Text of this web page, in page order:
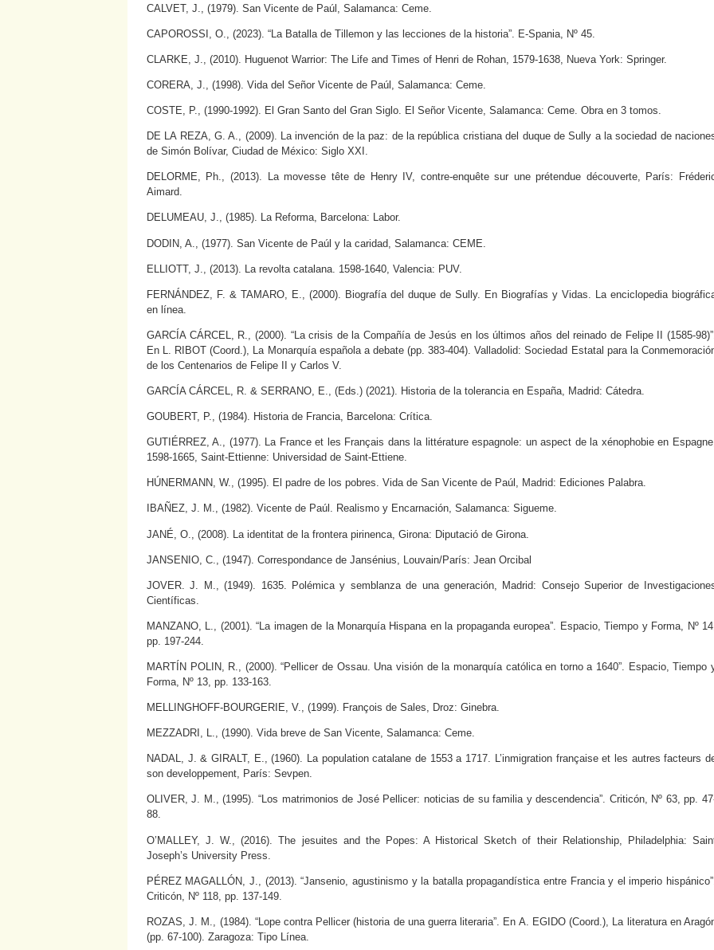
CALVET, J., (1979). San Vicente de Paúl, Salamanca: Ceme.
CAPOROSSI, O., (2023). “La Batalla de Tillemon y las lecciones de la historia”. E-Spania, Nº 45.
CLARKE, J., (2010). Huguenot Warrior: The Life and Times of Henri de Rohan, 1579-1638, Nueva York: Springer.
CORERA, J., (1998). Vida del Señor Vicente de Paúl, Salamanca: Ceme.
COSTE, P., (1990-1992). El Gran Santo del Gran Siglo. El Señor Vicente, Salamanca: Ceme. Obra en 3 tomos.
DE LA REZA, G. A., (2009). La invención de la paz: de la república cristiana del duque de Sully a la sociedad de
de Simón Bolívar, Ciudad de México: Siglo XXI.
DELORME, Ph., (2013). La movesse tête de Henry IV, contre-enquête sur une prétendue découverte, París:
Aimard.
DELUMEAU, J., (1985). La Reforma, Barcelona: Labor.
DODIN, A., (1977). San Vicente de Paúl y la caridad, Salamanca: CEME.
ELLIOTT, J., (2013). La revolta catalana. 1598-1640, Valencia: PUV.
FERNÁNDEZ, F. & TAMARO, E., (2000). Biografía del duque de Sully. En Biografías y Vidas. La enciclopedia
en línea.
GARCÍA CÁRCEL, R., (2000). “La crisis de la Compañía de Jesús en los últimos años del reinado de Felipe II (1585-98)”.
En L. RIBOT (Coord.), La Monarquía española a debate (pp. 383-404). Valladolid: Sociedad Estatal para la
de los Centenarios de Felipe II y Carlos V.
GARCÍA CÁRCEL, R. & SERRANO, E., (Eds.) (2021). Historia de la tolerancia en España, Madrid: Cátedra.
GOUBERT, P., (1984). Historia de Francia, Barcelona: Crítica.
GUTIÉRREZ, A., (1977). La France et les Français dans la littérature espagnole: un aspect de la xénophobie en
1598-1665, Saint-Ettienne: Universidad de Saint-Ettiene.
HÚNERMANN, W., (1995). El padre de los pobres. Vida de San Vicente de Paúl, Madrid: Ediciones Palabra.
IBAÑEZ, J. M., (1982). Vicente de Paúl. Realismo y Encarnación, Salamanca: Sigueme.
JANÉ, O., (2008). La identitat de la frontera pirinenca, Girona: Diputació de Girona.
JANSENIO, C., (1947). Correspondance de Jansénius, Louvain/París: Jean Orcibal
JOVER. J. M., (1949). 1635. Polémica y semblanza de una generación, Madrid: Consejo Superior de
Científicas.
MANZANO, L., (2001). “La imagen de la Monarquía Hispana en la propaganda europea”. Espacio, Tiempo y Forma, Nº 14,
pp. 197-244.
MARTÍN POLIN, R., (2000). “Pellicer de Ossau. Una visión de la monarquía católica en torno a 1640”. Espacio, Tiempo
Forma, Nº 13, pp. 133-163.
MELLINGHOFF-BOURGERIE, V., (1999). François de Sales, Droz: Ginebra.
MEZZADRI, L., (1990). Vida breve de San Vicente, Salamanca: Ceme.
NADAL, J. & GIRALT, E., (1960). La population catalane de 1553 a 1717. L’inmigration française et les autres facteurs
son developpement, París: Sevpen.
OLIVER, J. M., (1995). “Los matrimonios de José Pellicer: noticias de su familia y descendencia”. Criticón, Nº 63, pp.
88.
O’MALLEY, J. W., (2016). The jesuites and the Popes: A Historical Sketch of their Relationship, Philadelphia:
Joseph’s University Press.
PÉREZ MAGALLÓN, J., (2013). “Jansenio, agustinismo y la batalla propagandística entre Francia y el imperio hispánico”.
Criticón, Nº 118, pp. 137-149.
ROZAS, J. M., (1984). “Lope contra Pellicer (historia de una guerra literaria”. En A. EGIDO (Coord.), La literatura en
(pp. 67-100). Zaragoza: Tipo Línea.